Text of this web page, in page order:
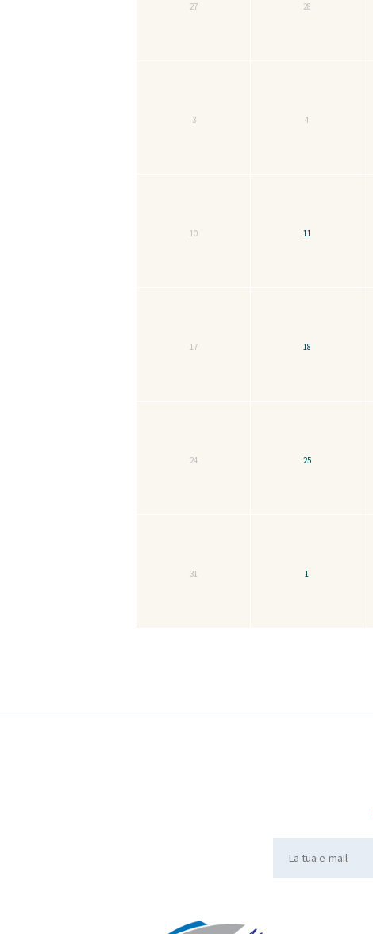
27 28
3 4
10 11
17 18
24 25
31 1